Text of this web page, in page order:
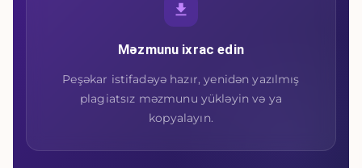
Məzmunu ixrac edin
Peşəkar istifadəyə hazır, yenidən yazılmış
plagiatsız məzmunu yükləyin və ya
kopyalayın.